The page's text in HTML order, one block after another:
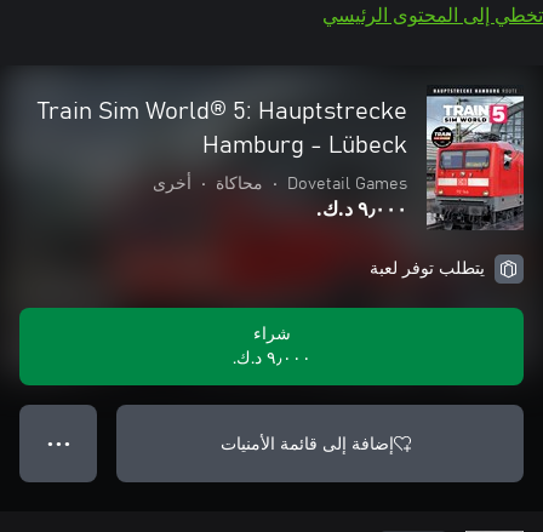
تخطي إلى المحتوى الرئيسي
Train Sim World® 5: Hauptstrecke
Hamburg - Lübeck
Dovetail Games
• محاكاة • أخرى
٩٫٠٠٠ د.ك.‏
يتطلب توفر لعبة
شراء
٩٫٠٠٠ د.ك.‏
إضافة إلى قائمة الأمنيات ● ● ●